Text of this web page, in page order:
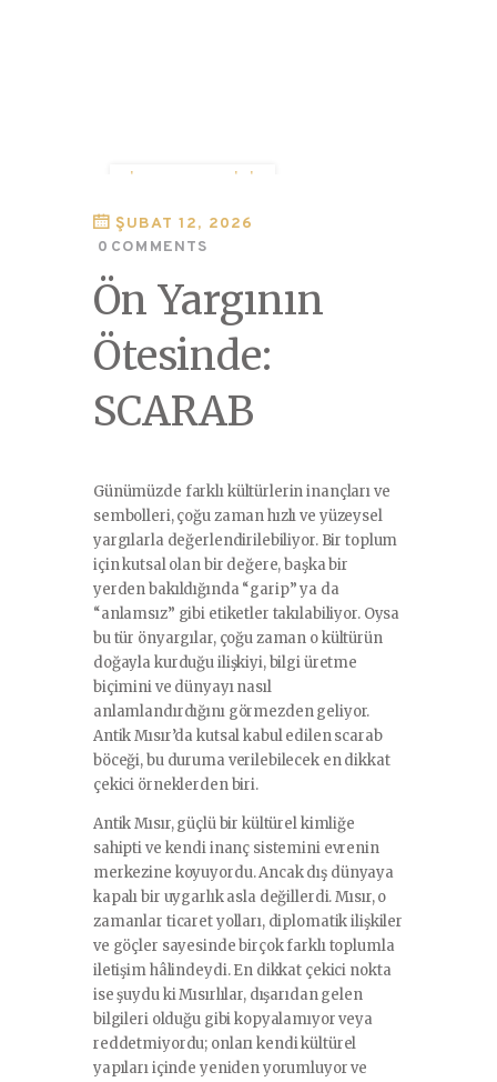
İNSANLIK TARIHI
SCARAB
ŞUBAT 12, 2026
0 COMMENTS
Ön Yargının
Ötesinde:
SCARAB
Günümüzde farklı kültürlerin inançları ve
sembolleri, çoğu zaman hızlı ve yüzeysel
yargılarla değerlendirilebiliyor. Bir toplum
için kutsal olan bir değere, başka bir
yerden bakıldığında “garip” ya da
“anlamsız” gibi etiketler takılabiliyor. Oysa
bu tür önyargılar, çoğu zaman o kültürün
doğayla kurduğu ilişkiyi, bilgi üretme
biçimini ve dünyayı nasıl
anlamlandırdığını görmezden geliyor.
Antik Mısır’da kutsal kabul edilen scarab
böceği, bu duruma verilebilecek en dikkat
çekici örneklerden biri.
Antik Mısır, güçlü bir kültürel kimliğe
sahipti ve kendi inanç sistemini evrenin
merkezine koyuyordu. Ancak dış dünyaya
kapalı bir uygarlık asla değillerdi. Mısır, o
zamanlar ticaret yolları, diplomatik ilişkiler
ve göçler sayesinde birçok farklı toplumla
iletişim hâlindeydi. En dikkat çekici nokta
ise şuydu ki Mısırlılar, dışarıdan gelen
bilgileri olduğu gibi kopyalamıyor veya
reddetmiyordu; onları kendi kültürel
yapıları içinde yeniden yorumluyor ve